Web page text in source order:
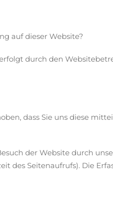
auf dieser Website?
durch den
dass Sie uns diese
der Website durch
des Seitenaufrufs). Die